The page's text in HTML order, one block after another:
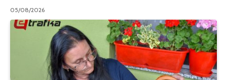
05/08/2026